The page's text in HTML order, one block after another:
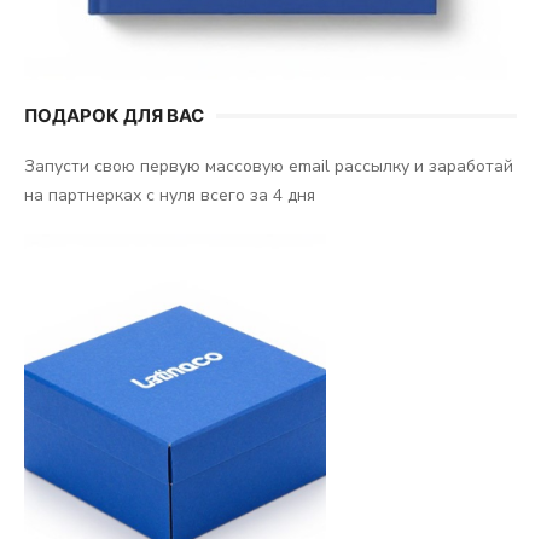
ПОДАРОК ДЛЯ ВАС
Запусти свою первую массовую email рассылку и заработай
на партнерках с нуля всего за 4 дня